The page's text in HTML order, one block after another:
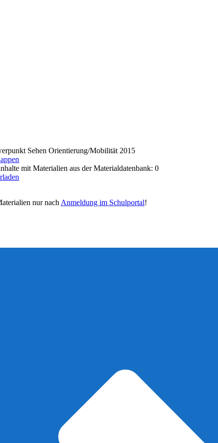
Sehen Orientierung/Mobilität 2015
mit Materialien aus der Materialdatenbank: 0
nur nach Anmeldung im Schulportal!